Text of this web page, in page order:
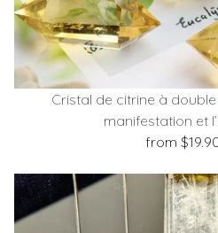
Cristal de citrine à
manifestation et
from